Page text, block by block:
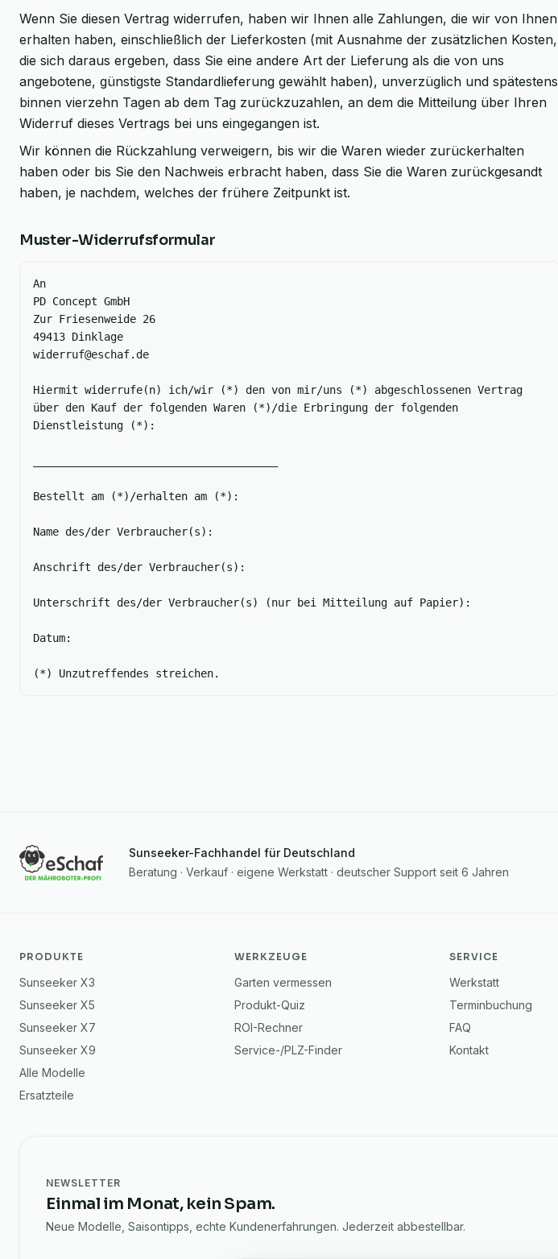
Wenn Sie diesen Vertrag widerrufen, haben wir Ihnen alle Zahlungen, die wir von Ihnen
erhalten haben, einschließlich der Lieferkosten (mit Ausnahme der zusätzlichen Kosten,
die sich daraus ergeben, dass Sie eine andere Art der Lieferung als die von uns
angebotene, günstigste Standardlieferung gewählt haben), unverzüglich und spätestens
binnen vierzehn Tagen ab dem Tag zurückzuzahlen, an dem die Mitteilung über Ihren
Widerruf dieses Vertrags bei uns eingegangen ist.
Wir können die Rückzahlung verweigern, bis wir die Waren wieder zurückerhalten
haben oder bis Sie den Nachweis erbracht haben, dass Sie die Waren zurückgesandt
haben, je nachdem, welches der frühere Zeitpunkt ist.
Muster-Widerrufsformular
An
PD Concept GmbH
Zur Friesenweide 26
49413 Dinklage
widerruf@eschaf.de
Hiermit widerrufe(n) ich/wir (*) den von mir/uns (*) abgeschlossenen Vertrag
über den Kauf der folgenden Waren (*)/die Erbringung der folgenden
Dienstleistung (*):
Bestellt am (*)/erhalten am (*):
Name des/der Verbraucher(s):
Anschrift des/der Verbraucher(s):
Unterschrift des/der Verbraucher(s) (nur bei Mitteilung auf Papier):
Datum:
(*) Unzutreffendes streichen.
Sunseeker-Fachhandel für Deutschland
Beratung · Verkauf · eigene Werkstatt · deutscher Support seit 6 Jahren
PRODUKTE
Sunseeker X3
Sunseeker X5
Sunseeker X7
Sunseeker X9
Alle Modelle
Ersatzteile
WERKZEUGE
Garten vermessen
Produkt-Quiz
ROI-Rechner
Service-/PLZ-Finder
SERVICE
Werkstatt
Terminbuchung
FAQ
Kontakt
NEWSLETTER
Einmal im Monat, kein Spam.
Neue Modelle, Saisontipps, echte Kundenerfahrungen. Jederzeit abbestellbar.